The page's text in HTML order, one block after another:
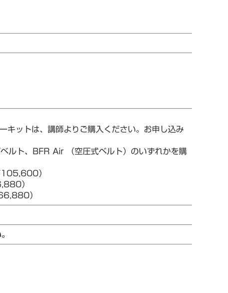
ットは、講師よりご購入ください。お申し込み
ルト、BFR Air （空圧式ベルト）のいずれかを購
）
）
）